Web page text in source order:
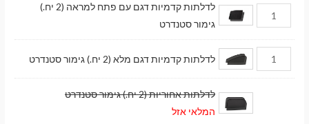
לדלתות קדמיות דגם עם פתח למראה (2 יח.)
גימור סטנדרט
לדלתות קדמיות דגם מלא (2 יח.) גימור סטנדרט
לדלתות אחוריות (2 יח.) גימור סטנדרט
המלאי אזל